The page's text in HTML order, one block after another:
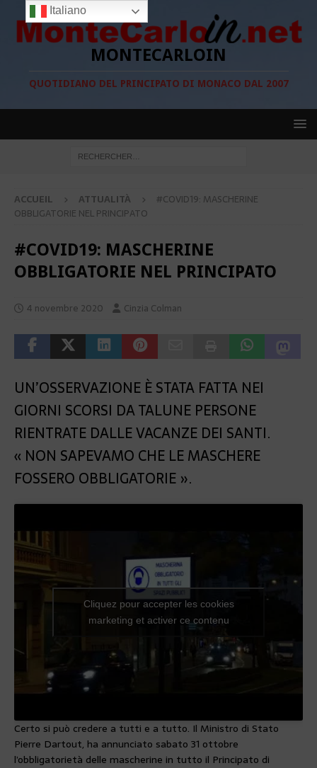
MONTECARLOIN
QUOTIDIANO DEL PRINCIPATO DI MONACO DAL 2007
ACCUEIL ATTUALITÀ
#COVID19: MASCHERINE
OBBLIGATORIE NEL PRINCIPATO
#COVID19: MASCHERINE
OBBLIGATORIE NEL PRINCIPATO
4 novembre 2020 Cinzia Colman
UN’OSSERVAZIONE È STATA FATTA NEI
GIORNI SCORSI DA TALUNE PERSONE
RIENTRATE DALLE VACANZE DEI SANTI.
« NON SAPEVAMO CHE LE MASCHERE
FOSSERO OBBLIGATORIE ».
Cliquez pour accepter les cookies
marketing et activer ce contenu
Certo si può credere a tutti e a tutto. Il Ministro di Stato
Pierre Dartout, ha annunciato sabato 31 ottobre
l’obbligatorietà delle mascherine in tutto il Principato di
Italiano